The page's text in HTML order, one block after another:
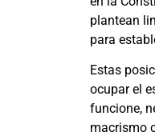
plantean
para
Estas
ocupar el
funcione,
macrismo